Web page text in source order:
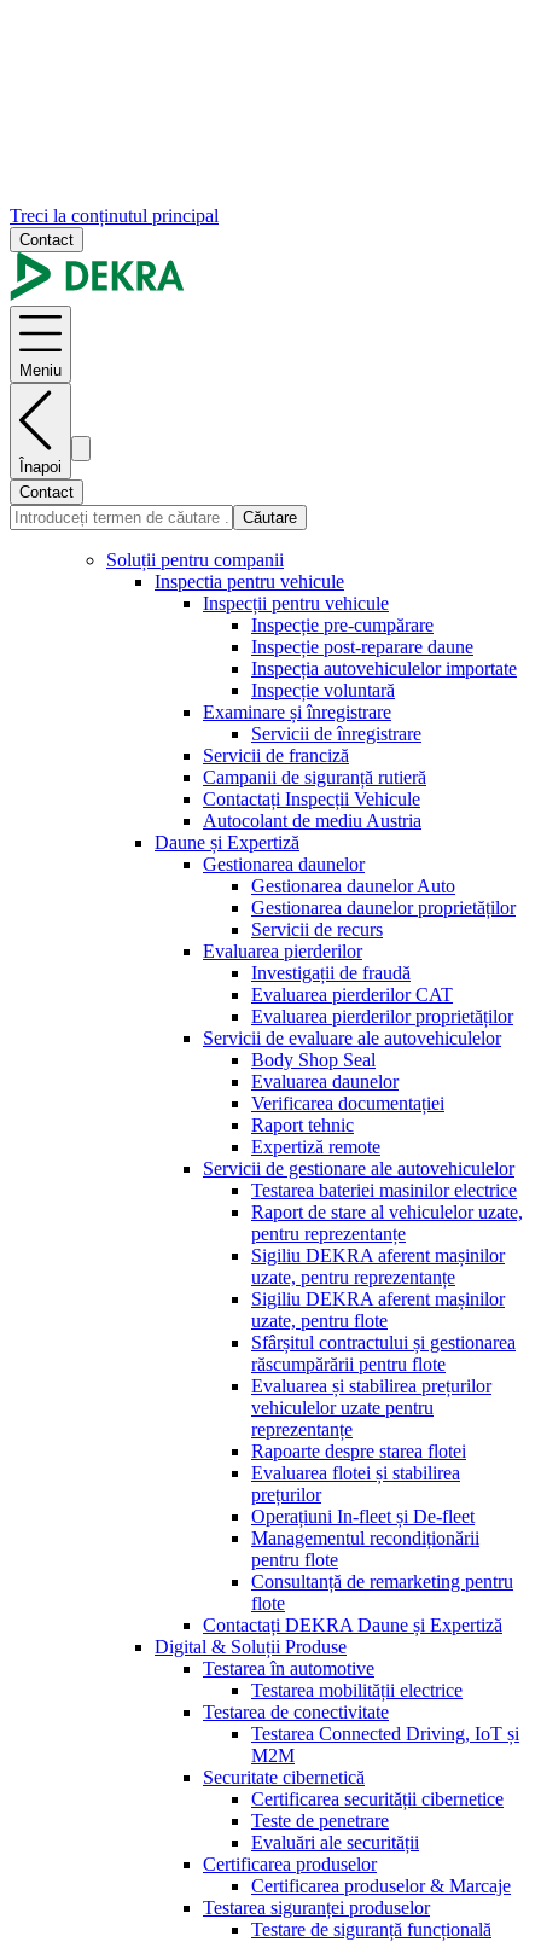
Treci la conținutul principal
Contact
Meniu
Înapoi
Contact
Căutare
Soluții pentru companii
Inspectia pentru vehicule
Inspecții pentru vehicule
Inspecție pre-cumpărare
Inspecție post-reparare daune
Inspecția autovehiculelor importate
Inspecție voluntară
Examinare și înregistrare
Servicii de înregistrare
Servicii de franciză
Campanii de siguranță rutieră
Contactați Inspecții Vehicule
Autocolant de mediu Austria
Daune și Expertiză
Gestionarea daunelor
Gestionarea daunelor Auto
Gestionarea daunelor proprietăților
Servicii de recurs
Evaluarea pierderilor
Investigații de fraudă
Evaluarea pierderilor CAT
Evaluarea pierderilor proprietăților
Servicii de evaluare ale autovehiculelor
Body Shop Seal
Evaluarea daunelor
Verificarea documentației
Raport tehnic
Expertiză remote
Servicii de gestionare ale autovehiculelor
Testarea bateriei masinilor electrice
Raport de stare al vehiculelor uzate,
pentru reprezentanțe
Sigiliu DEKRA aferent mașinilor
uzate, pentru reprezentanțe
Sigiliu DEKRA aferent mașinilor
uzate, pentru flote
Sfârșitul contractului și gestionarea
răscumpărării pentru flote
Evaluarea și stabilirea prețurilor
vehiculelor uzate pentru
reprezentanțe
Rapoarte despre starea flotei
Evaluarea flotei și stabilirea
prețurilor
Operațiuni In-fleet și De-fleet
Managementul recondiționării
pentru flote
Consultanță de remarketing pentru
flote
Contactați DEKRA Daune și Expertiză
Digital & Soluții Produse
Testarea în automotive
Testarea mobilității electrice
Testarea de conectivitate
Testarea Connected Driving, IoT și
M2M
Securitate cibernetică
Certificarea securității cibernetice
Teste de penetrare
Evaluări ale securității
Certificarea produselor
Certificarea produselor & Marcaje
Testarea siguranței produselor
Testare de siguranță funcțională